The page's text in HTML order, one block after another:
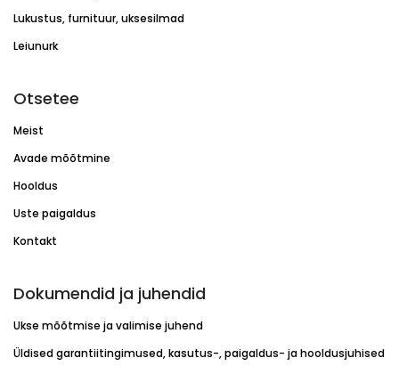
Lukustus, furnituur, uksesilmad
Leiunurk
Otsetee
Meist
Avade mõõtmine
Hooldus
Uste paigaldus
Kontakt
Dokumendid ja juhendid
Ukse mõõtmise ja valimise juhend
Üldised garantiitingimused, kasutus-, paigaldus- ja hooldusjuhised